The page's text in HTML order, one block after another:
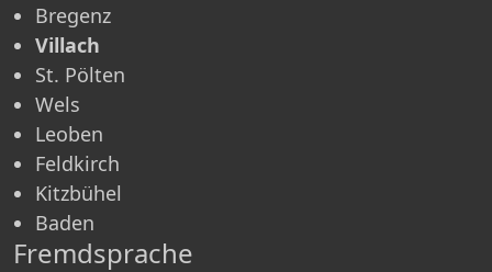
Bregenz
Villach
St. Pölten
Wels
Leoben
Feldkirch
Kitzbühel
Baden
Fremdsprache